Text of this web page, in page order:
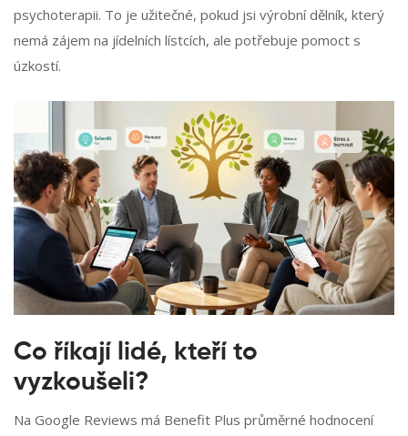
psychoterapii. To je užitečné, pokud jsi výrobní dělník, který
nemá zájem na jídelních lístcích, ale potřebuje pomoct s
úzkostí.
Co říkají lidé, kteří to
vyzkoušeli?
Na Google Reviews má Benefit Plus průměrné hodnocení